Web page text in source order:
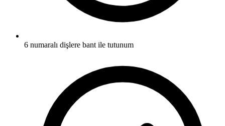
6 numaralı dişlere bant ile tutunum